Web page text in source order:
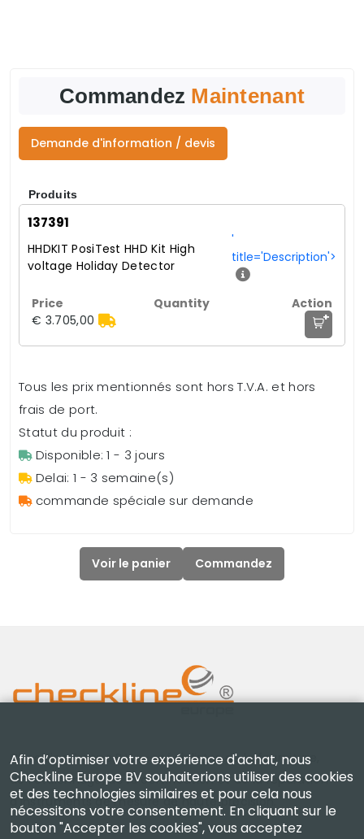
Commandez Maintenant
Demande d'information / devis
Produits
137391
HHDKIT PosiTest HHD Kit High
voltage Holiday Detector
'
title='Description'>
€ 3.705,00 +
Tous les prix mentionnés sont hors T.V.A. et hors
frais de port.
Statut du produit :
Disponible: 1 - 3 jours
Delai: 1 - 3 semaine(s)
commande spéciale sur demande
Voir le panier Commandez
Checkline Europe B.V. — spécialistes de la fourniture,
de l'étalonnage, de la certification et de la réparation
d'instruments de mesure de haute précision.
Afin d’optimiser votre expérience d'achat, nous
Checkline Europe BV souhaiterions utiliser des cookies
et des technologies similaires et pour cela nous
nécessitons votre consentement. En cliquant sur le
bouton "Accepter les cookies", vous acceptez